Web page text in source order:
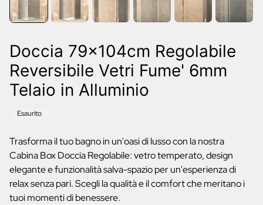
Doccia 79x104cm Regolabile
Reversibile Vetri Fume' 6mm
Telaio in Alluminio
Etichetta
Esaurito
Trasforma il tuo bagno in un'oasi di lusso con la nostra
Cabina Box Doccia Regolabile: vetro temperato, design
elegante e funzionalità salva-spazio per un'esperienza di
relax senza pari. Scegli la qualità e il comfort che meritano i
tuoi momenti di benessere.